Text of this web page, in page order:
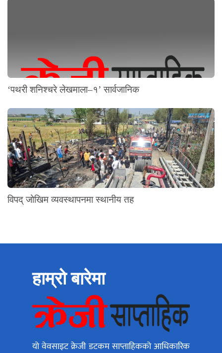
‘पथरी शनिश्चरे लेखमाला–१’ सार्वजानिक
विपद् जोखिम व्यवस्थापनमा स्थानीय तह
हाम्रो बारेमा
यो वेवसाइट क्रेजी डटकम साप्ताहिकको आधिकारिक